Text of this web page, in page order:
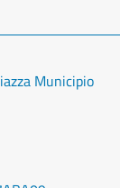
Municipio